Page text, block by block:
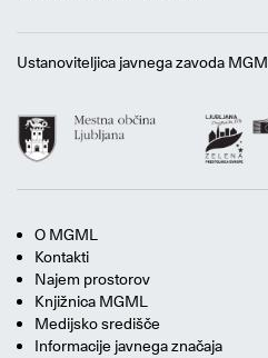
Ustanoviteljica javnega zavoda
O MGML
Kontakti
Najem prostorov
Knjižnica MGML
Medijsko središče
Informacije javnega značaja